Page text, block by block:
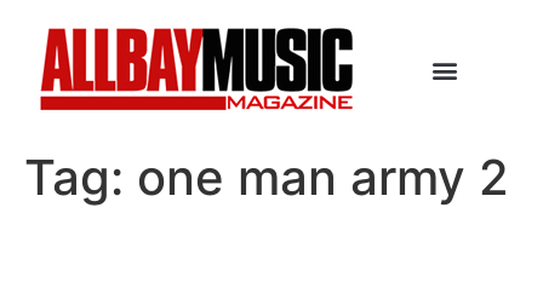
Tag: one man army 2